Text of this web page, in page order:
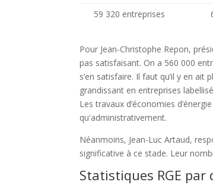
59 320 entreprises
Pour Jean-Christophe Repon,
pas satisfaisant. On a 560 000
s’en satisfaire. Il faut qu’il y en
grandissant en entreprises
Les travaux d’économies
qu'administrativement.
Néanmoins, Jean-Luc Artaud,
significative à ce stade. Leur
Statistiques RGE